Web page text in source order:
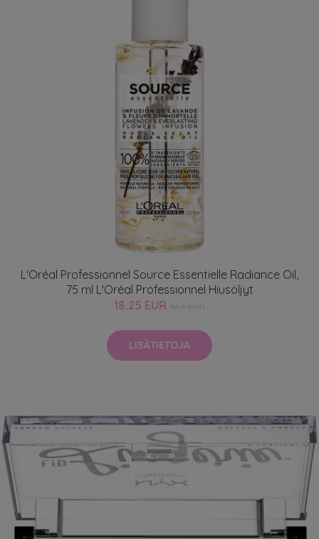
L'Oréal Professionnel Source Essentielle Radiance Oil,
75 ml L'Oréal Professionnel Hiusöljyt
18.25 EUR
LISÄTIETOJA